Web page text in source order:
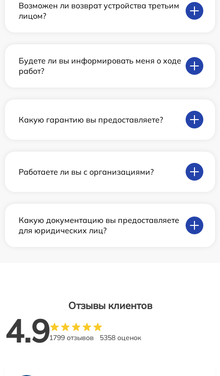
Возможен ли возврат устройства третьим
лицом?
Будете ли вы информировать меня о ходе
работ?
Какую гарантию вы предоставляете?
Работаете ли вы с организациями?
Какую документацию вы предоставляете
для юридических лиц?
Отзывы клиентов
4.91799 отзывов 5358 оценок